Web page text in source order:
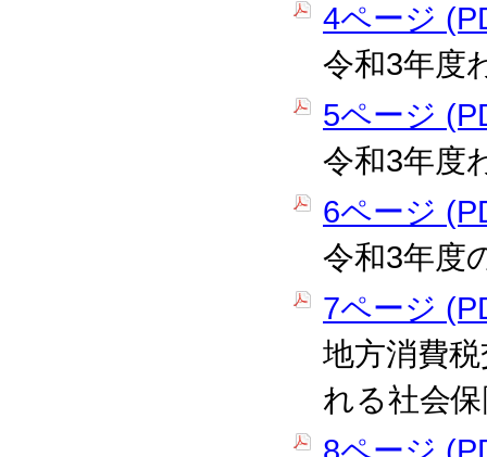
4ページ
令和3年度
5ページ
令和3年度
6ページ
令和3年度
7ページ
地方消費
れる社会